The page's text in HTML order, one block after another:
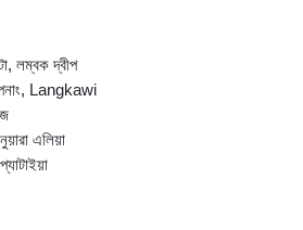
লম্বক দ্বীপ
Langkawi
এলিয়া